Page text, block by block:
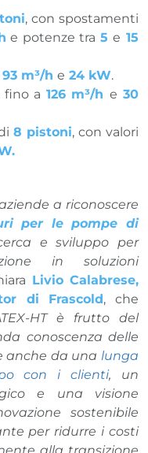
, con spostamenti
e potenze tra 5e 15
93 m³/h e 24 kW.
fino a 126 m³/h e 30
8 pistoni, con valori
a riconoscere
per le pompe di
e sviluppo per
in soluzioni
Livio Calabrese,
di Frascold, che
HT è frutto del
conoscenza delle
anche da una lunga
con i clienti, un
e una visione
sostenibile
per ridurre i costi